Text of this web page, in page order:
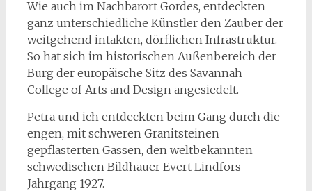
Wie auch im Nachbarort Gordes, entdeckten
ganz unterschiedliche Künstler den Zauber der
weitgehend intakten, dörflichen Infrastruktur.
So hat sich im historischen Außenbereich der
Burg der europäische Sitz des Savannah
College of Arts and Design angesiedelt.
Petra und ich entdeckten beim Gang durch die
engen, mit schweren Granitsteinen
gepflasterten Gassen, den weltbekannten
schwedischen Bildhauer Evert Lindfors
Jahrgang 1927.